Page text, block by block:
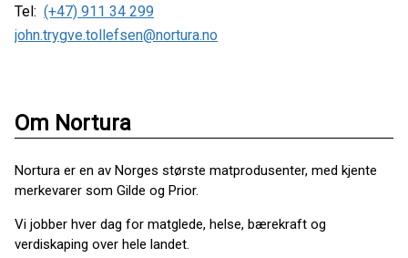
Tel: (+47) 911 34 299
john.trygve.tollefsen@nortura.no
Om Nortura
Nortura er en av Norges største matprodusenter, med kjente
merkevarer som Gilde og Prior.
Vi jobber hver dag for matglede, helse, bærekraft og
verdiskaping over hele landet.